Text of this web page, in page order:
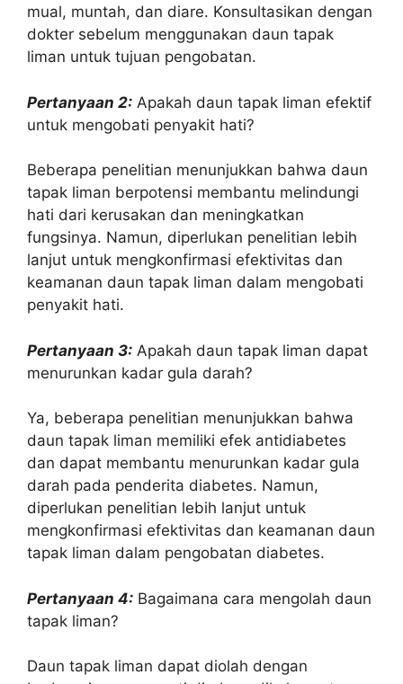
mual, muntah, dan diare. Konsultasikan dengan
dokter sebelum menggunakan daun tapak
liman untuk tujuan pengobatan.
Pertanyaan 2: Apakah daun tapak liman efektif
untuk mengobati penyakit hati?
Beberapa penelitian menunjukkan bahwa daun
tapak liman berpotensi membantu melindungi
hati dari kerusakan dan meningkatkan
fungsinya. Namun, diperlukan penelitian lebih
lanjut untuk mengkonfirmasi efektivitas dan
keamanan daun tapak liman dalam mengobati
penyakit hati.
Pertanyaan 3: Apakah daun tapak liman dapat
menurunkan kadar gula darah?
Ya, beberapa penelitian menunjukkan bahwa
daun tapak liman memiliki efek antidiabetes
dan dapat membantu menurunkan kadar gula
darah pada penderita diabetes. Namun,
diperlukan penelitian lebih lanjut untuk
mengkonfirmasi efektivitas dan keamanan daun
tapak liman dalam pengobatan diabetes.
Pertanyaan 4: Bagaimana cara mengolah daun
tapak liman?
Daun tapak liman dapat diolah dengan